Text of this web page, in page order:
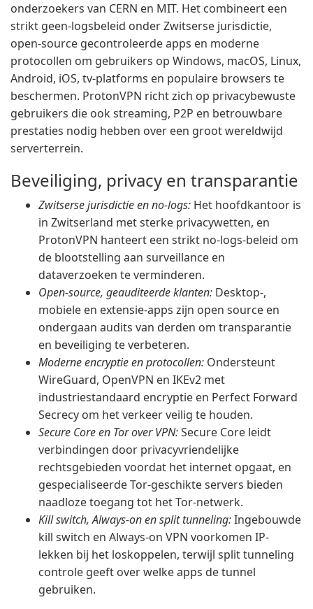
onderzoekers van CERN en MIT. Het combineert een
strikt geen-logsbeleid onder Zwitserse jurisdictie,
open-source gecontroleerde apps en moderne
protocollen om gebruikers op Windows, macOS, Linux,
Android, iOS, tv-platforms en populaire browsers te
beschermen. ProtonVPN richt zich op privacybewuste
gebruikers die ook streaming, P2P en betrouwbare
prestaties nodig hebben over een groot wereldwijd
serverterrein.
Beveiliging, privacy en transparantie
Zwitserse jurisdictie en no-logs: Het hoofdkantoor is
in Zwitserland met sterke privacywetten, en
ProtonVPN hanteert een strikt no-logs-beleid om
de blootstelling aan surveillance en
dataverzoeken te verminderen.
Open-source, geauditeerde klanten: Desktop-,
mobiele en extensie-apps zijn open source en
ondergaan audits van derden om transparantie
en beveiliging te verbeteren.
Moderne encryptie en protocollen: Ondersteunt
WireGuard, OpenVPN en IKEv2 met
industriestandaard encryptie en Perfect Forward
Secrecy om het verkeer veilig te houden.
Secure Core en Tor over VPN:Secure Core leidt
verbindingen door privacyvriendelijke
rechtsgebieden voordat het internet opgaat, en
gespecialiseerde Tor-geschikte servers bieden
naadloze toegang tot het Tor-netwerk.
Kill switch, Always-on en split tunneling:Ingebouwde
kill switch en Always-on VPN voorkomen IP-
lekken bij het loskoppelen, terwijl split tunneling
controle geeft over welke apps de tunnel
gebruiken.